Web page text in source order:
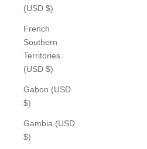
(USD $)
French
Southern
Territories
(USD $)
Gabon (USD
$)
Gambia (USD
$)